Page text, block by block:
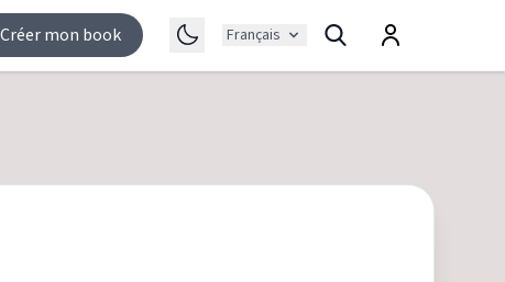
Créer mon book Français